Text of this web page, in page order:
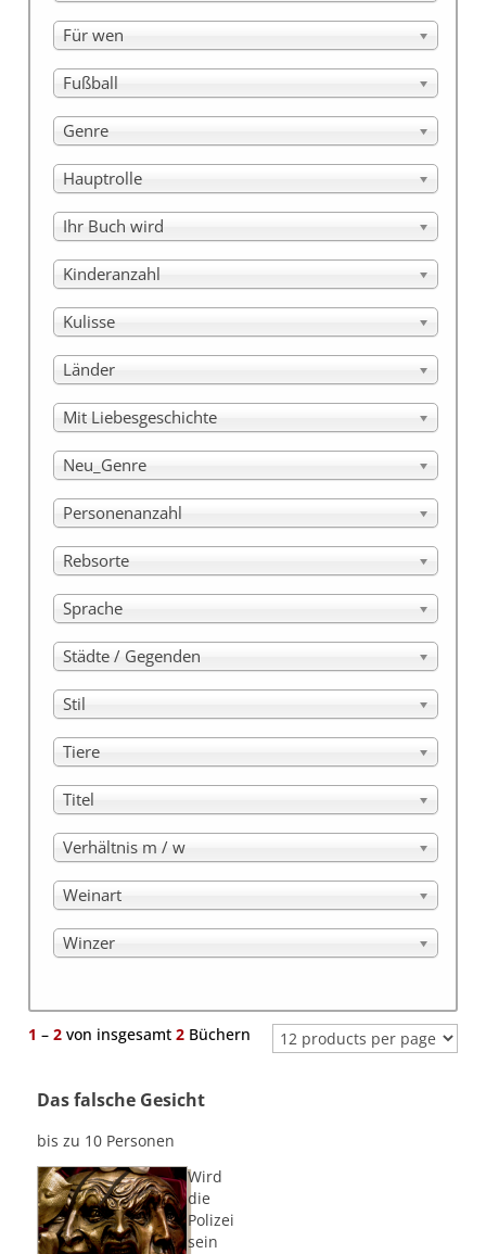
Für wen
Fußball
Genre
Hauptrolle
Ihr Buch wird
Kinderanzahl
Kulisse
Länder
Mit Liebesgeschichte
Neu_Genre
Personenanzahl
Rebsorte
Sprache
Städte / Gegenden
Stil
Tiere
Titel
Verhältnis m / w
Weinart
Winzer
1 –2 von insgesamt2 Büchern
Das falsche Gesicht
bis zu 10 Personen
Wird
die
Polizei
sein